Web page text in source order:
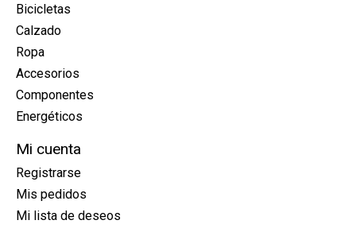
Bicicletas
Calzado
Ropa
Accesorios
Componentes
Energéticos
Mi cuenta
Registrarse
Mis pedidos
Mi lista de deseos